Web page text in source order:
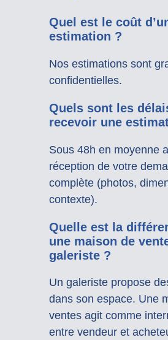
Quel est le coût
estimation ?
Nos estimations sont
confidentielles.
Quels sont les
recevoir une
Sous 48h en moyenne
réception de votre
complète (photos,
contexte).
Quelle est la
une maison de
galeriste ?
Un galeriste propose
dans son espace. Une
ventes agit comme
entre vendeur et